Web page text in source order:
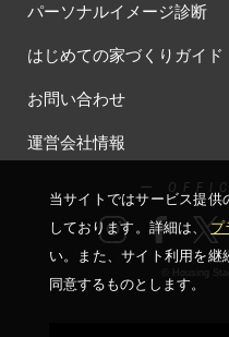
パーソナルイメージ診断
はじめての家づくりガイド
お問い合わせ
運営会社情報
ー
© Housing
当サイトではサービス提供
しております。詳細は、プ
い。
また、サイト利⽤を継
同意するものとします。